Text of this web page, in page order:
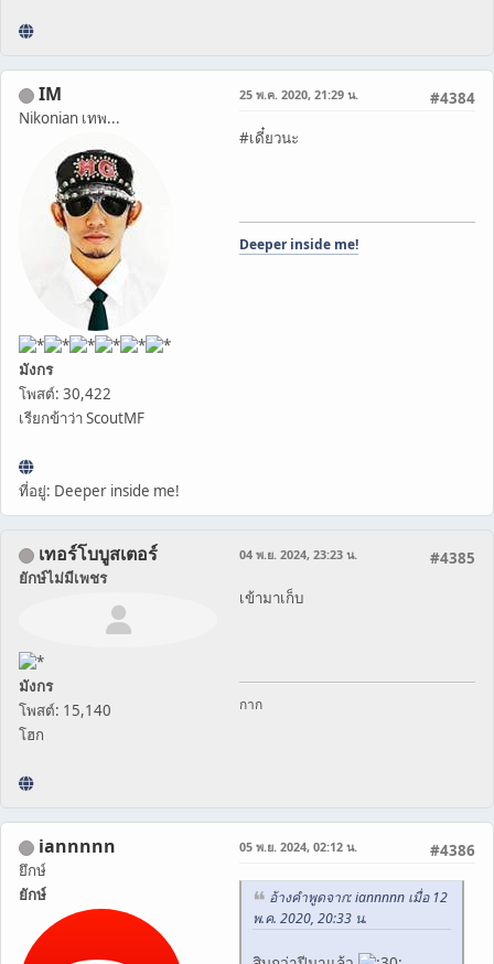
IM
Nikonian เทพ...
มังกร
โพสต์: 30,422
เรียกข้าว่า ScoutMF
ที่อยู่: Deeper inside me!
#4384
25 พ.ค. 2020, 21:29 น.
#เดี๋ยวนะ
Deeper inside me!
เทอร์โบบูสเตอร์
ยักษ์ไม่มีเพชร
มังกร
โพสต์: 15,140
โฮก
#4385
04 พ.ย. 2024, 23:23 น.
เข้ามาเก็บ
กาก
iannnnn
ยึกษ์
ยักษ์
#4386
05 พ.ย. 2024, 02:12 น.
อ้างคำพูดจาก: iannnnn เมื่อ 12
พ.ค. 2020, 20:33 น.